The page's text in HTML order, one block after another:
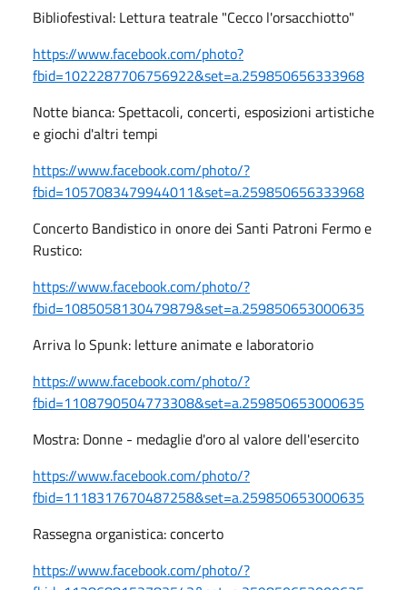
Bibliofestival: Lettura teatrale "Cecco l'orsacchiotto"
https://www.facebook.com/photo?
fbid=1022287706756922&set=a.259850656333968
Notte bianca: Spettacoli, concerti, esposizioni artistiche
e giochi d'altri tempi
https://www.facebook.com/photo/?
fbid=1057083479944011&set=a.259850656333968
Concerto Bandistico in onore dei Santi Patroni Fermo e
Rustico:
https://www.facebook.com/photo/?
fbid=1085058130479879&set=a.259850653000635
Arriva lo Spunk: letture animate e laboratorio
https://www.facebook.com/photo/?
fbid=1108790504773308&set=a.259850653000635
Mostra: Donne - medaglie d'oro al valore dell'esercito
https://www.facebook.com/photo/?
fbid=1118317670487258&set=a.259850653000635
Rassegna organistica: concerto
https://www.facebook.com/photo/?